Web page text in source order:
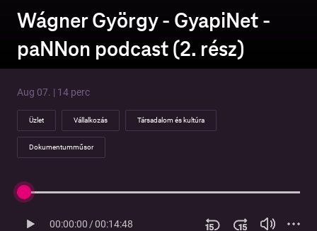
Wágner György - GyapiNet -
paNNon podcast (2. rész)
Aug 07. | 14 perc
Üzlet Vállalkozás Társadalom és kultúra
Dokumentumműsor
00:00:00/00:14:48